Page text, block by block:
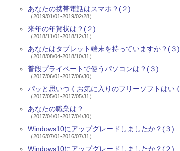
あなたの携帯電話はスマホ？(２)
（2019/01/01-2019/02/28）
来年の年賀状は？(２)
（2018/11/01-2018/12/31）
あなたはタブレット端末を持っていますか？(３)
（2018/08/04-2018/10/31）
普段プライベートで使うパソコンは？(３)
（2017/06/01-2017/06/30）
パッと思いつくお気に入りのフリーソフトはい
（2017/05/01-2017/05/31）
あなたの職業は？
（2017/04/01-2017/04/30）
Windows10にアップグレードしましたか？(３)
（2016/07/01-2016/07/31）
Windows10にアップグレードしましたか？(２)